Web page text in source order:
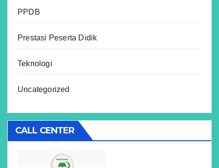
PPDB
Prestasi Peserta Didik
Teknologi
Uncategorized
CALL CENTER